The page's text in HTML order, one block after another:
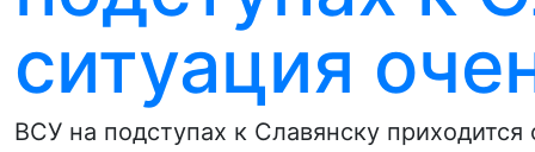
ситуация
ВСУ на подступах к Славянску